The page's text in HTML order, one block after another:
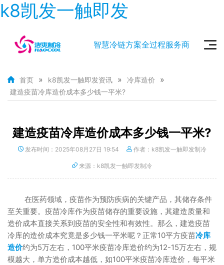
k8凯发一触即发
智慧冷链方案全过程服务商
首页 » k8凯发一触即发资讯 » 冷库造价 »
建造疫苗冷库造价成本多少钱一平米?
建造疫苗冷库造价成本多少钱一平米?
发布时间：2025年08月27日 19:54 作者：k8凯发一触即发制冷
来源：k8凯发一触即发制冷
在医药领域，疫苗作为预防疾病的关键产品，其储存条件
至关重要。疫苗冷库作为疫苗储存的重要设施，其建造质量和
造价成本直接关系到疫苗的安全性和有效性。那么，建造疫苗
冷库的造价成本究竟是多少钱一平米呢？正常10平方疫苗冷库
造价约为5万左右，100平米疫苗冷库造价约为12-15万左右，规
模越大，单方造价成本越低，如100平米疫苗冷库造价，每平米